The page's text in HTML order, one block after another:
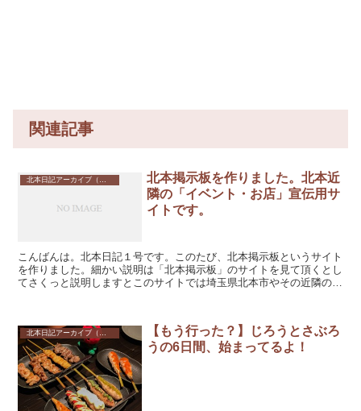
関連記事
北本掲示板を作りました。北本近
隣の「イベント・お店」宣伝用サ
イトです。
こんばんは。北本日記１号です。このたび、北本掲示板というサイト
を作りました。細かい説明は「北本掲示板」のサイトを見て頂くとし
てさくっと説明しますとこのサイトでは埼玉県北本市やその近隣のイ
北本日記アーカイブ（記録保存）
【もう行った？】じろうとさぶろ
うの6日間、始まってるよ！